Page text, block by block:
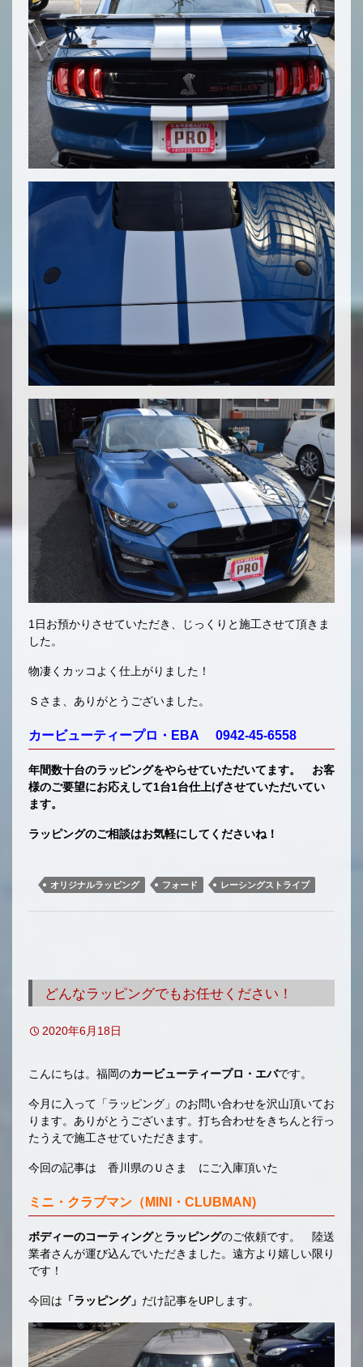
1日お預かりさせていただき、じっくりと施工させて頂きま
した。
物凄くカッコよく仕上がりました！
Ｓさま、ありがとうございました。
カービューティープロ・EBA 0942-45-6558
年間数十台のラッピングをやらせていただいてます。 お客
様のご要望にお応えして1台1台仕上げさせていただいてい
ます。
ラッピングのご相談はお気軽にしてくださいね！
オリジナルラッピング フォード レーシングストライプ
どんなラッピングでもお任せください！
2020年6月18日
こんにちは。福岡のカービューティープロ・エバです。
今月に入って「ラッピング」のお問い合わせを沢山頂いてお
ります。ありがとうございます。打ち合わせをきちんと行っ
たうえで施工させていただきます。
今回の記事は 香川県のＵさま にご入庫頂いた
ミニ・クラブマン（MINI・CLUBMAN)
ボディーのコーティングと ラッピングのご依頼です。 陸送
業者さんが運び込んでいただきました。遠方より嬉しい限り
です！
今回は 「ラッピング」 だけ記事をUPします。